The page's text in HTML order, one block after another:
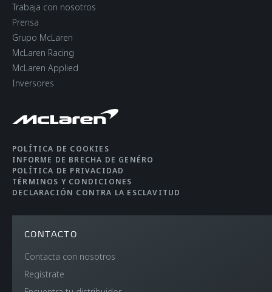
Trabaja con nosotros
Prensa
Grupo McLaren
McLaren Racing
McLaren Applied
Inversores
POLÍTICA DE COOKIES
INFORME DE BRECHA DE GENÉRO
POLÍTICA DE PRIVACIDAD
TÉRMINOS Y CONDICIONES
DECLARACIÓN CONTRA LA ESCLAVITUD
CONTACTO
Contacta con nosotros
Regístrate